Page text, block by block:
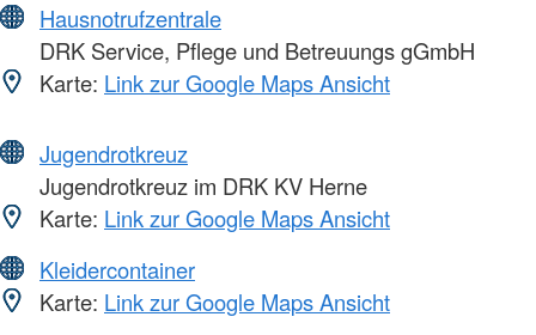
Hausnotrufzentrale
DRK Service, Pflege und Betreuungs gGmbH
Karte: Link zur Google Maps Ansicht
Jugendrotkreuz
Jugendrotkreuz im DRK KV Herne
Karte: Link zur Google Maps Ansicht
Kleidercontainer
Karte: Link zur Google Maps Ansicht